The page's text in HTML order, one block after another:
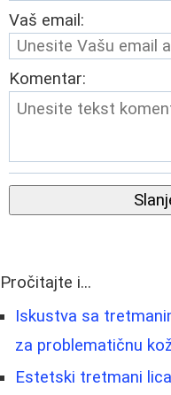
Vaš email:
Komentar:
Pročitajte i...
Iskustva sa
za problematičnu
Estetski tretmani